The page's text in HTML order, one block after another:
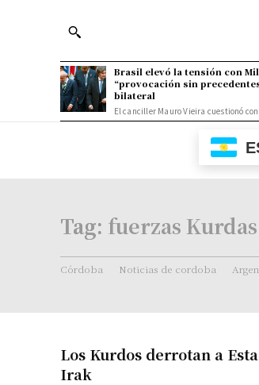
Brasil elevó la tensión con
“provocación sin
bilateral
El canciller Mauro Vieira cuestionó
Tag: fuerzas Kurdas
Córdoba Noticias de cordoba
Los Kurdos derrotan a
Irak